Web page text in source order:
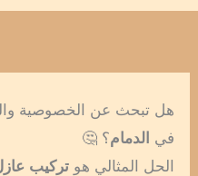
هل تبحث عن الخصوصية
في الدمام؟ 🤔
الحل المثالي هوتركيب